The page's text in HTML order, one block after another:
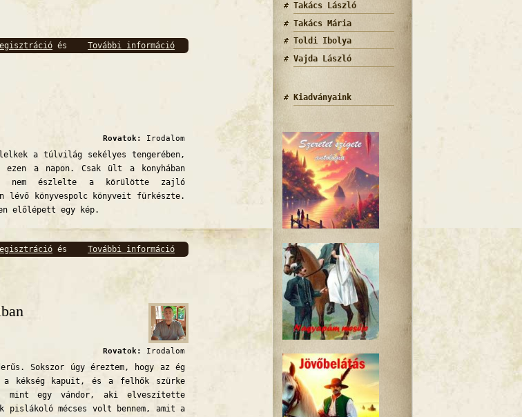
További információ Előző élet 2 tartalommal kapcsolatosan
és
Rovatok: Irodalom
a túlvilág sekélyes tengerében,
ezen a napon. Csak ült a konyhában
nem észlelte a körülötte zajló
lévő könyvespolc könyveit fürkészte.
előlépett egy kép.
További információ Előző élet tartalommal kapcsolatosan
és
Rovatok: Irodalom
Sokszor úgy éreztem, hogy az ég
kapuit, és a felhők szürke
mint egy vándor, aki elveszítette
pislákoló mécses volt bennem, amit a
Takács László
Takács Mária
Toldi Ibolya
Vajda László
Kiadványaink